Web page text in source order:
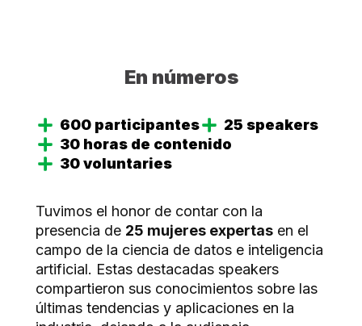
En números
600 participantes
25 speakers
30 horas de contenido
30 voluntaries
Tuvimos el honor de contar con la
presencia de 25 mujeres expertasen el
campo de la ciencia de datos e inteligencia
artificial. Estas destacadas speakers
compartieron sus conocimientos sobre las
últimas tendencias y aplicaciones en la